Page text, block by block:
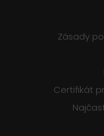
Zásady
Certifikát